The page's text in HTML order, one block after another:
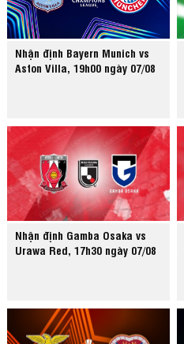
Nhận định Bayern Munich vs
Aston Villa, 19h00 ngày 07/08
Nhận định Gamba Osaka vs
Urawa Red, 17h30 ngày 07/08